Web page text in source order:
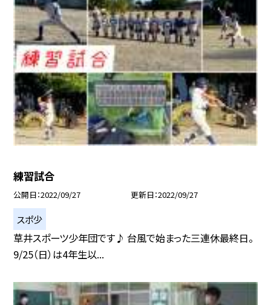
練習試合
公開日 2022/09/27 更新日 2022/09/27
スポ少
草井スポーツ少年団です♪ 台風で始まった三連休最終日。
9/25（日）は4年生以...